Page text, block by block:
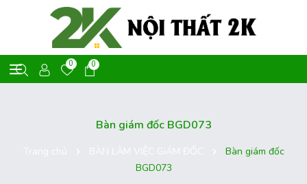
0 0
Bàn giám đốc BGD073
Bàn giám đốc
BGD073